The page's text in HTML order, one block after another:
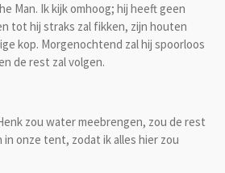
Man. Ik kijk omhoog; hij heeft geen
tot hij straks zal fikken, zijn houten
kop. Morgenochtend zal hij spoorloos
de rest zal volgen.
zou water meebrengen, zou de rest
in onze tent, zodat ik alles hier zou